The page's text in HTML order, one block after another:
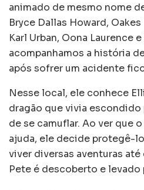
animado de mesmo nome
Bryce Dallas Howard,
Karl Urban, Oona Laurence
acompanhamos a história
após sofrer um acidente
Nesse local, ele conhece
dragão que vivia
de se camuflar. Ao ver que
ajuda, ele decide protegê-
viver diversas aventuras
Pete é descoberto e levado